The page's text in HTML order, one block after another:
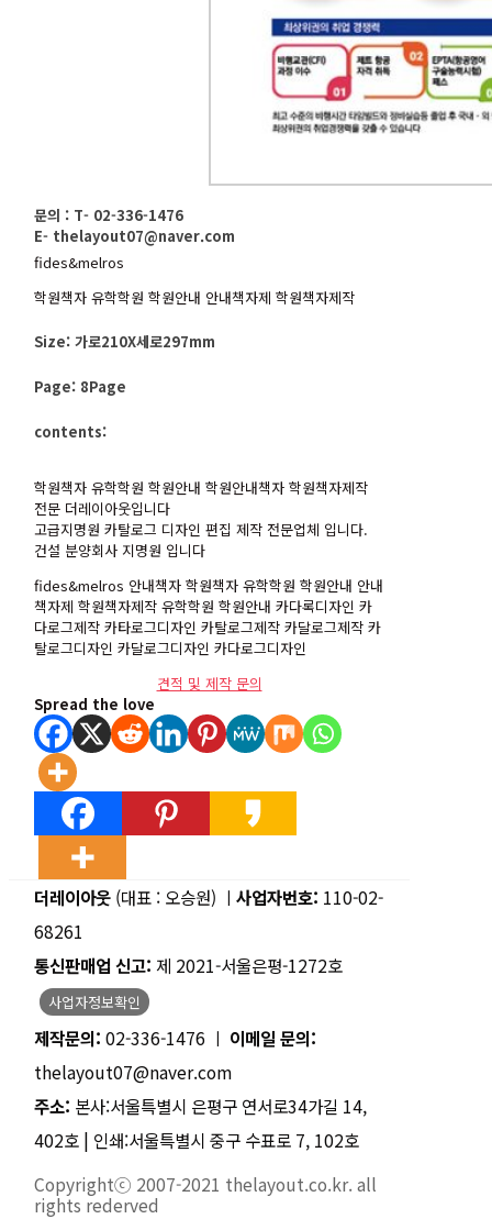
문의 : T- 02-336-1476
E- thelayout07@naver.com
fides&melros
학원책자 유학학원 학원안내 안내책자제 학원책자제작
Size: 가로210X세로297mm
Page: 8Page
contents:
학원책자 유학학원 학원안내 학원안내책자 학원책자제작
전문 더레이아웃입니다
고급지명원 카탈로그 디자인 편집 제작 전문업체 입니다.
건설 분양회사 지명원 입니다
fides&melros 안내책자 학원책자 유학학원 학원안내 안내
책자제 학원책자제작 유학학원 학원안내 카다록디자인 카
다로그제작 카타로그디자인 카탈로그제작 카달로그제작 카
탈로그디자인 카달로그디자인 카다로그디자인
견적 및 제작 문의
Spread the love
더레이아웃 (대표 : 오승원) ㅣ 사업자번호: 110-02-
68261
통신판매업 신고: 제 2021-서울은평-1272호
사업자정보확인
제작문의: 02-336-1476 ㅣ 이메일 문의:
thelayout07@naver.com
주소: 본사:서울특별시 은평구 연서로34가길 14,
402호 | 인쇄:서울특별시 중구 수표로 7, 102호
Copyrightⓒ 2007-2021 thelayout.co.kr. all
rights rederved